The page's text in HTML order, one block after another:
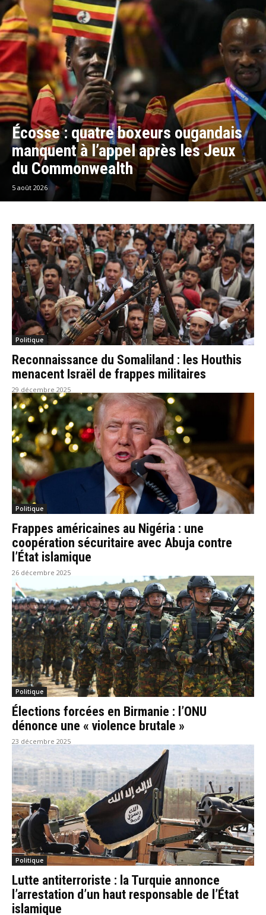
Écosse : quatre boxeurs ougandais
manquent à l’appel après les Jeux
du Commonwealth
5 août 2026
Politique
Reconnaissance du Somaliland : les Houthis
menacent Israël de frappes militaires
29 décembre 2025
Politique
Frappes américaines au Nigéria : une
coopération sécuritaire avec Abuja contre
l’État islamique
26 décembre 2025
Politique
Élections forcées en Birmanie : l’ONU
dénonce une « violence brutale »
23 décembre 2025
Politique
Lutte antiterroriste : la Turquie annonce
l’arrestation d’un haut responsable de l’État
islamique